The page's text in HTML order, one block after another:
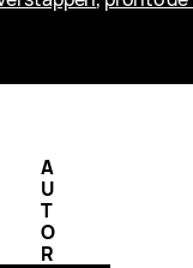
A
U
T
O
R